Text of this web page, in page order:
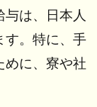
は、日本人
す。特に、手
めに、寮や社